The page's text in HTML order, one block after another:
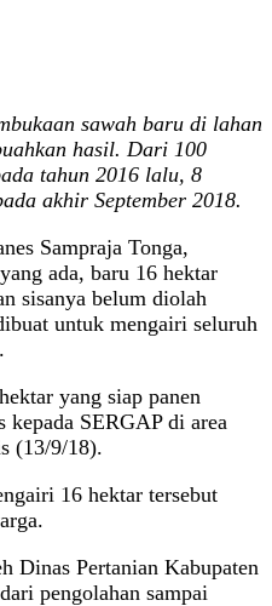
sawah baru di lahan
hasil. Dari 100
tahun 2016 lalu, 8
akhir September 2018.
Sampraja Tonga,
ada, baru 16 hektar
sisanya belum diolah
untuk mengairi seluruh
yang siap panen
kepada SERGAP di area
(13/9/18).
16 hektar tersebut
Dinas Pertanian Kabupaten
pengolahan sampai